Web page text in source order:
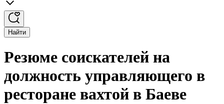
Найти
Резюме соискателей на
должность управляющего в
ресторане вахтой в Баеве